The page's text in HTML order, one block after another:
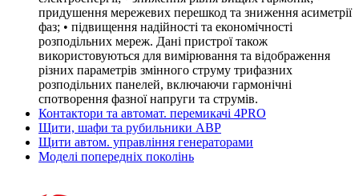
придушення мережевих перешкод та зниження асиметрії
фаз; • підвищення надійності та економічності
розподільних мереж. Дані пристрої також
використовуються для вимірювання та відображення
різних параметрів змінного струму трифазних
розподільних панелей, включаючи гармонічні
спотворення фазної напруги та струмів.
Контактори та автомат. перемикачі 4PRO
Щити, шафи та рубильники АВР
Щити автом. управління генераторами
Моделі попередніх поколінь